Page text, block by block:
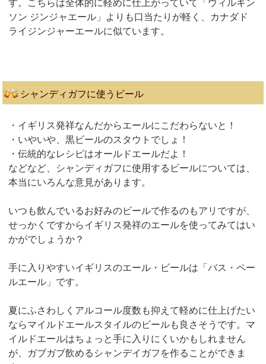
す。こちらは全体的に軽めに仕上がっていて「ウィルキン
ソン ジンジャエール」よりも口当たりが軽く、カナダド
ライジンジャーエールに似ています。
シャンディガフに使うビール
・イギリス発祥なんだからエールにこだわらないと！
・いやいや、黒ビールのスタウトでしょ！
・伝統的なレシピはオールドエールだよ！
などなど、シャンディガフに使用するビールについては、
本当にいろんな意見があります。
いつも飲んでいるお好みのビールで作るのもアリですが、
せっかくですからイギリス発祥のエールを使ってみてはい
かがでしょうか？
手に入りやすいイギリスのエール・ビールは「バス・ペー
ルエール」です。
夏にふさわしくアルコール度数も抑えて軽めに仕上げたい
ならマイルドエールスタイルのビールも良さそうです。マ
イルドエールはちょっと手に入りにくいかもしれません
が、ガブガブ飲めるシャンデイガフを作ることができま